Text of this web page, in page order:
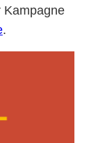
Kampagne
.